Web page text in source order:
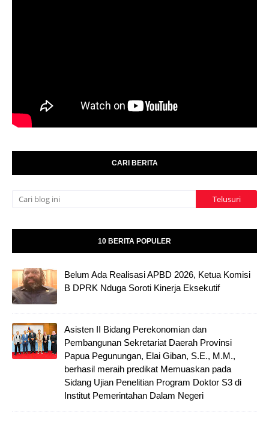
CARI BERITA
10 BERITA POPULER
Belum Ada Realisasi APBD 2026, Ketua Komisi
B DPRK Nduga Soroti Kinerja Eksekutif
Asisten II Bidang Perekonomian dan
Pembangunan Sekretariat Daerah Provinsi
Papua Pegunungan, Elai Giban, S.E., M.M.,
berhasil meraih predikat Memuaskan pada
Sidang Ujian Penelitian Program Doktor S3 di
Institut Pemerintahan Dalam Negeri